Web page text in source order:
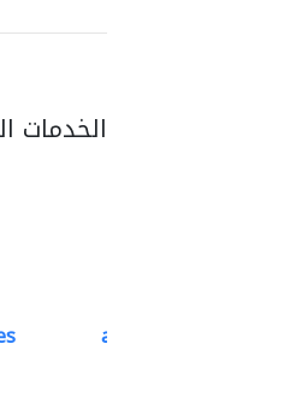
الخدمات
accurate bldh cont..